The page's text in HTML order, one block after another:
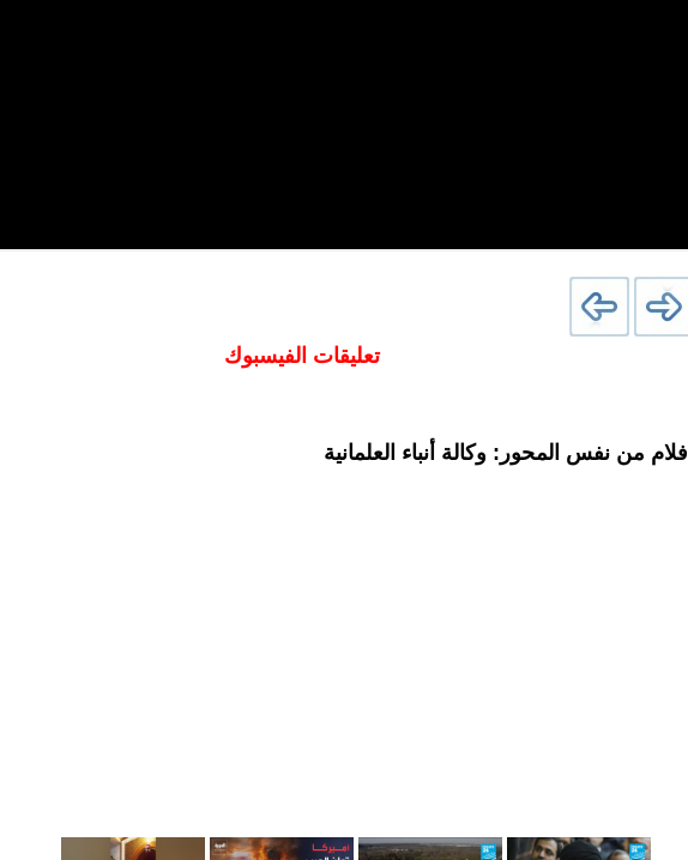
تعليقات الفيسبوك
افلام من نفس المحور: وكالة أنباء العلمانية